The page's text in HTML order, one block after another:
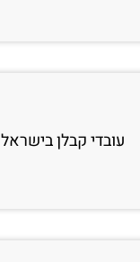
עובדי קבלן בישראל